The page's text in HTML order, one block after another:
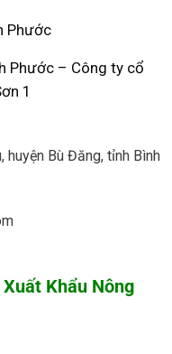
Phước – Công ty cổ
1
Bù Đăng, tỉnh Bình
Khẩu Nông